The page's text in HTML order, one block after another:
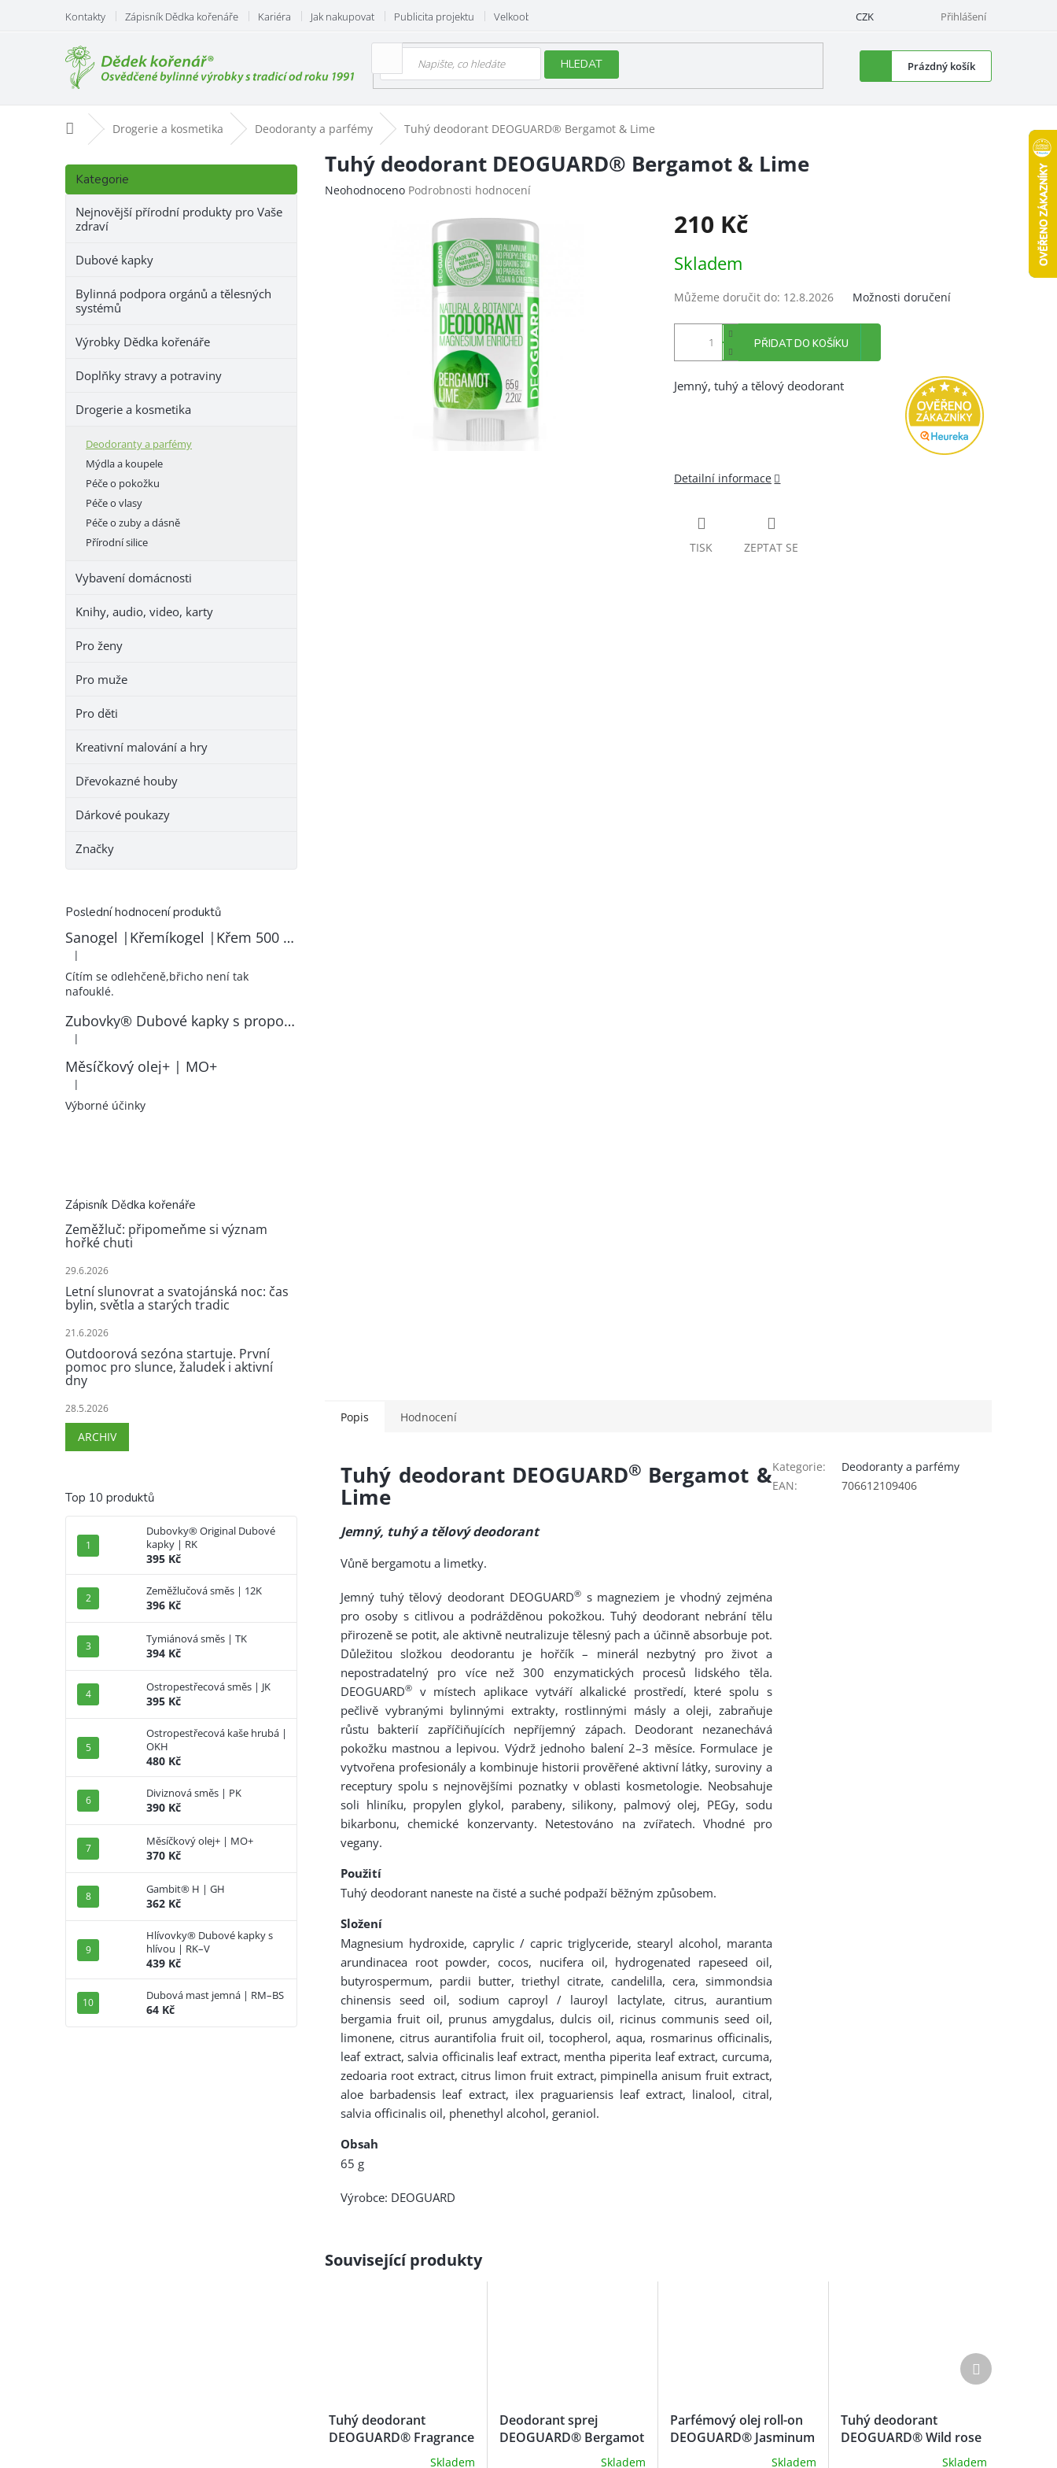
obsah
Kontakty Zápisník Dědka kořenáře Kariéra Jak nakupovat Publicita projektu Velkoobchod CZK Přihlášení
HLEDAT
Nákupní
košík
Prázdný košík
Domů Drogerie a kosmetika Deodoranty a parfémy Tuhý deodorant DEOGUARD® Bergamot & Lime
P
s
Přeskočit
kategorie
Kategorie
Nejnovější přírodní produkty pro Vaše
zdraví
Dubové kapky
Bylinná podpora orgánů a tělesných
systémů
Výrobky Dědka kořenáře
Doplňky stravy a potraviny
Drogerie a kosmetika
Deodoranty a parfémy
Mýdla a koupele
Péče o pokožku
Péče o vlasy
Péče o zuby a dásně
Přírodní silice
Vybavení domácnosti
Knihy, audio, video, karty
Pro ženy
Pro muže
Pro děti
Kreativní malování a hry
Dřevokazné houby
Dárkové poukazy
Značky
Poslední hodnocení produktů
Sanogel |Křemíkogel |Křem 500 ml
Hodnocení produktu je 5 z 5 hvězdiček.
|
Cítím se odlehčeně,břicho není tak
nafouklé.
Zubovky® Dubové kapky s propolisem | RK–ZP
Hodnocení produktu je 5 z 5 hvězdiček.
|
Měsíčkový olej+ | MO+
Hodnocení produktu je 5 z 5 hvězdiček.
|
Výborné účinky
Zápisník Dědka kořenáře
Zeměžluč: připomeňme si význam
hořké chuti
29.6.2026
Letní slunovrat a svatojánská noc: čas
bylin, světla a starých tradic
21.6.2026
Outdoorová sezóna startuje. První
pomoc pro slunce, žaludek i aktivní
dny
28.5.2026
ARCHIV
Top 10 produktů
Dubovky® Original Dubové
kapky | RK
395 Kč
Zeměžlučová směs | 12K
396 Kč
Tymiánová směs | TK
394 Kč
Ostropestřecová směs | JK
395 Kč
Ostropestřecová kaše hrubá |
OKH
480 Kč
Diviznová směs | PK
390 Kč
Měsíčkový olej+ | MO+
370 Kč
Gambit® H | GH
362 Kč
Hlívovky® Dubové kapky s
hlívou | RK–V
439 Kč
Dubová mast jemná | RM–BS
64 Kč
Tuhý deodorant DEOGUARD® Bergamot & Lime
Průměrné
Neohodnoceno Podrobnosti hodnocení
210 Kč
cena:
Skladem
Můžeme doručit do: 12.8.2026 Možnosti doručení
PŘIDAT DO KOŠÍKU
Jemný, tuhý a tělový deodorant
Detailní informace
TISK ZEPTAT SE
Popis Hodnocení
Tuhý deodorant DEOGUARD® Bergamot &
Lime
Jemný, tuhý a tělový deodorant
Vůně bergamotu a limetky.
Jemný tuhý tělový deodorant DEOGUARD®s magneziem je vhodný zejména
pro osoby s citlivou a podrážděnou pokožkou. Tuhý deodorant nebrání tělu
přirozeně se potit, ale aktivně neutralizuje tělesný pach a účinně absorbuje pot.
Důležitou složkou deodorantu je hořčík – minerál nezbytný pro život a
nepostradatelný pro více než 300 enzymatických procesů lidského těla.
DEOGUARD®
v místech aplikace vytváří alkalické prostředí, které spolu s
pečlivě vybranými bylinnými extrakty, rostlinnými másly a oleji, zabraňuje
růstu bakterií zapříčiňujících nepříjemný zápach. Deodorant nezanechává
pokožku mastnou a lepivou. Výdrž jednoho balení 2–3 měsíce. Formulace je
vytvořena profesionály a kombinuje historii prověřené aktivní látky, suroviny a
receptury spolu s nejnovějšími poznatky v oblasti kosmetologie. Neobsahuje
soli hliníku, propylen glykol, parabeny, silikony, palmový olej, PEGy, sodu
bikarbonu, chemické konzervanty. Netestováno na zvířatech. Vhodné pro
vegany.
Použití
Tuhý deodorant naneste na čisté a suché podpaží běžným způsobem.
Složení
Magnesium hydroxide, caprylic / capric triglyceride, stearyl alcohol, maranta
arundinacea root powder, cocos, nucifera oil, hydrogenated rapeseed oil,
butyrospermum, pardii butter, triethyl citrate, candelilla, cera, simmondsia
chinensis seed oil, sodium caproyl / lauroyl lactylate, citrus, aurantium
bergamia fruit oil, prunus amygdalus, dulcis oil, ricinus communis seed oil,
limonene, citrus aurantifolia fruit oil, tocopherol, aqua, rosmarinus officinalis,
leaf extract, salvia officinalis leaf extract, mentha piperita leaf extract, curcuma,
zedoaria root extract, citrus limon fruit extract, pimpinella anisum fruit extract,
aloe barbadensis leaf extract, ilex praguariensis leaf extract, linalool, citral,
salvia officinalis oil, phenethyl alcohol, geraniol.
Obsah
65 g
Výrobce: DEOGUARD
Kategorie:
Deodoranty a parfémy
EAN: 706612109406
Související produkty
Tuhý deodorant
DEOGUARD® Fragrance
Skladem
Deodorant sprej
DEOGUARD® Bergamot
Skladem
Parfémový olej roll-on
DEOGUARD® Jasminum
Skladem
Tuhý deodorant
DEOGUARD® Wild rose
Skladem
Další
produkt